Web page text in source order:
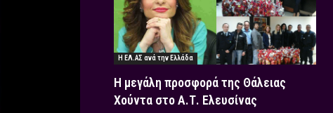
Η ΕΛ.ΑΣ ανά την Ελλάδα
Η μεγάλη προσφορά της Θάλειας
Χούντα στο Α.Τ. Ελευσίνας